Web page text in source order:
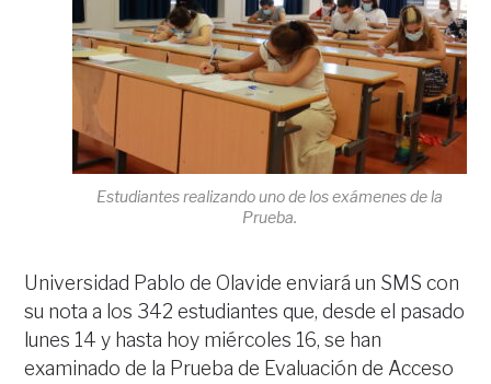
Estudiantes realizando uno de los exámenes de la
Prueba.
Universidad Pablo de Olavide enviará un SMS con
su nota a los 342 estudiantes que, desde el pasado
lunes 14 y hasta hoy miércoles 16, se han
examinado de la Prueba de Evaluación de Acceso